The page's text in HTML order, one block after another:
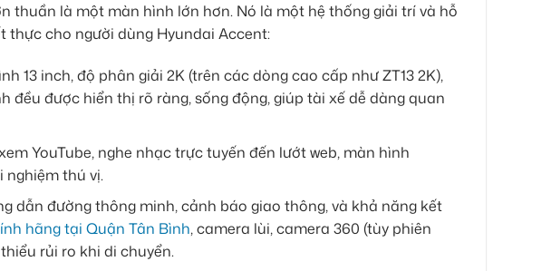
thuần là một màn hình lớn hơn. Nó là một hệ thống giải trí và hỗ
thực cho người dùng Hyundai Accent:
13 inch, độ phân giải 2K (trên các dòng cao cấp như ZT13 2K),
đều được hiển thị rõ ràng, sống động, giúp tài xế dễ dàng quan
YouTube, nghe nhạc trực tuyến đến lướt web, màn hình
thú vị.
dẫn đường thông minh, cảnh báo giao thông, và khả năng kết
hãng tại Quận Tân Bình, camera lùi, camera 360 (tùy phiên
rủi ro khi di chuyển.